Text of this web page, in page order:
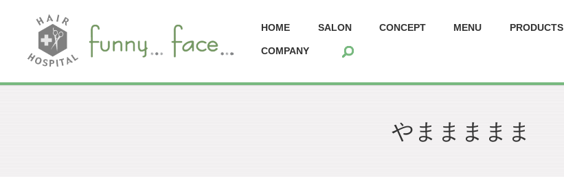
HOME SALON CONCEPT MENU PRODUCTS
COMPANY
やままままま